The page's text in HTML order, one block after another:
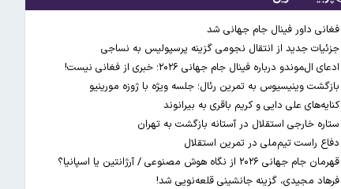
فغانی داور فینال جام جهانی شد
جزئیات جدید از انتقال نجومی گزینه پرسپولیس به نساجی
ادعای ال‌‍موندو درباره فینال جام جهانی ۲۰۲۶؛ خبری از فغانی نیست!
بازگشت وینیسیوس به تمرین رئال؛ جلسه ویژه با ژوزه مورینیو
کنایه‌های علی دایی و کریم باقری به بیرانوند
ستاره خارجی استقلال در آستانه بازگشت به تهران
دفاع راست تیم‌ملی در تمرین استقلال
قهرمان جام جهانی ۲۰۲۶ از نگاه هوش مصنوعی / آرژانتین یا اسپانیا؟
فرهاد مجیدی، گزینه جانشینی قلعه‌نویی شد!